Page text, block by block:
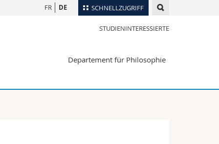
SCHNELLZUGRIFF
Bibliotheken
Vorlesungsverzeichnis
FR DE
STUDIENINTERESSIERTE
Departement für Philosophie